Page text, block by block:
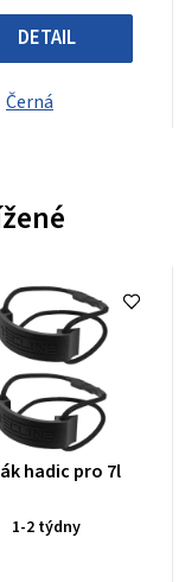
DETAIL
Černá
Průměrné
produktu
hadic pro 7l
1-2 týdny